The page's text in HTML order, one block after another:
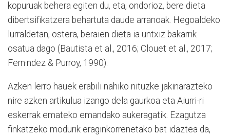
kopuruak behera egiten du, eta, ondorioz, bere dieta
dibertsifikatzera behartuta daude arranoak. Hegoaldeko
lurraldetan, ostera, beraien dieta ia untxiz bakarrik
osatua dago (Bautista et al., 2016; Clouet et al., 2017;
Fern·ndez & Purroy, 1990).
Azken lerro hauek erabili nahiko nituzke jakinarazteko
nire azken artikulua izango dela gaurkoa eta Aiurri-ri
eskerrak emateko emandako aukeragatik. Ezagutza
finkatzeko modurik eraginkorrenetako bat idaztea da,